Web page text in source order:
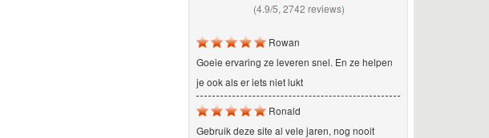
(4.9/5, 2742 reviews)
Rowan
Goeie ervaring ze leveren snel. En ze helpen
je ook als er iets niet lukt
Ronald
Gebruik deze site al vele jaren, nog nooit